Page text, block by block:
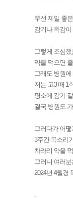
우선 제일 좋
감기나 독감
그렇게 조심
약을 먹으면
그래도 병원
저는 고3 때 1
평소에 감기
결국 병원도
그러다가 어
3주간 목소리
차라리 약을
그러니 여러
2024년 4월경
.